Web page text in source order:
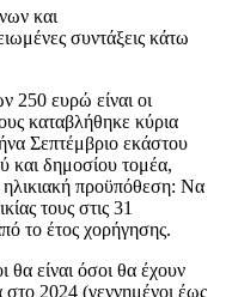
και
συντάξεις κάτω
250 ευρώ είναι οι
καταβλήθηκε κύρια
Σεπτέμβριο εκάστου
και δημοσίου τομέα,
ηλικιακή προϋπόθεση: Να
τους στις 31
το έτος χορήγησης.
θα είναι όσοι θα έχουν
2024 (γεννημένοι έως